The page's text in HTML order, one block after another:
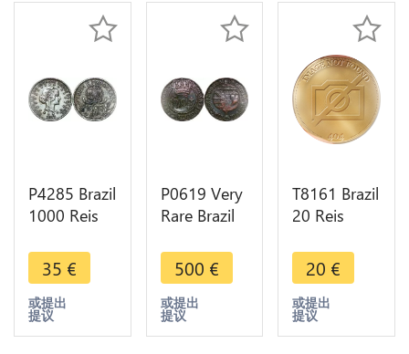
P4285 Brazil
1000 Reis
Republic
Silver ->
Make offer
35 €
或提出
提议
P0619 Very
Rare Brazil
Joao 1814
B Bahia
Counterstamped
20 !!
500 €
或提出
提议
T8161 Brazil
20 Reis
1829 R Rio
de Janeiro-
> M Offer
20 €
或提出
提议